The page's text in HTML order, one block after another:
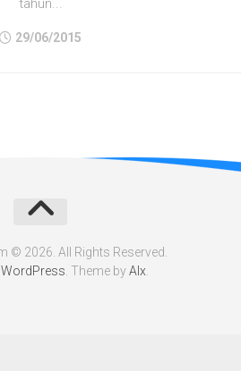
tahun...
29/06/2015
© 2026. All Rights Reserved.
WordPress . Theme byAlx